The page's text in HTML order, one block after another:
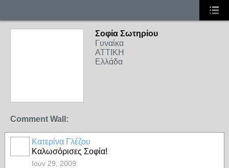
Σοφία Σωτηρίου
Γυναίκα
ΑΤΤΙΚΗ
Ελλάδα
Comment Wall:
Κατερίνα Γλέζου
Καλωσόρισες Σοφία!
Ιουν 29, 2009